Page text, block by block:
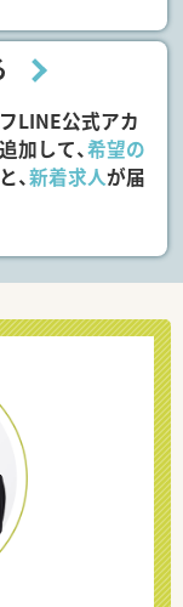
LINE公式アカ
加して、希望の
、新着求人が届